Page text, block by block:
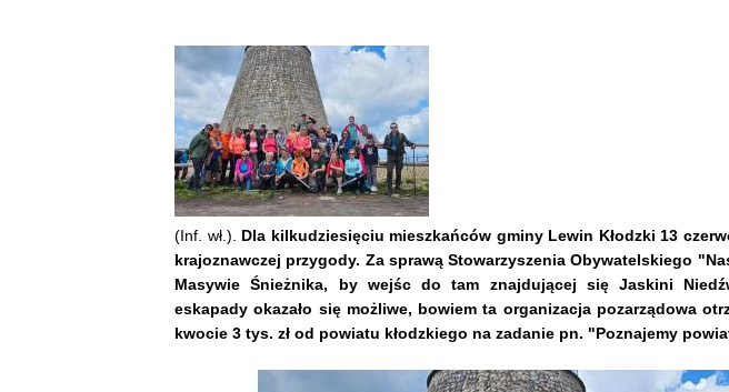
(Inf. wł.). Dla kilkudziesięciu mieszkańców gminy Lewin Kłodzki 13
krajoznawczej przygody. Za sprawą Stowarzyszenia Obywatelskiego
Masywie Śnieżnika, by wejśc do tam znajdującej się Jaskini
eskapady okazało się możliwe, bowiem ta organizacja pozarządowa
kwocie 3 tys. zł od powiatu kłodzkiego na zadanie pn. "Poznajemy